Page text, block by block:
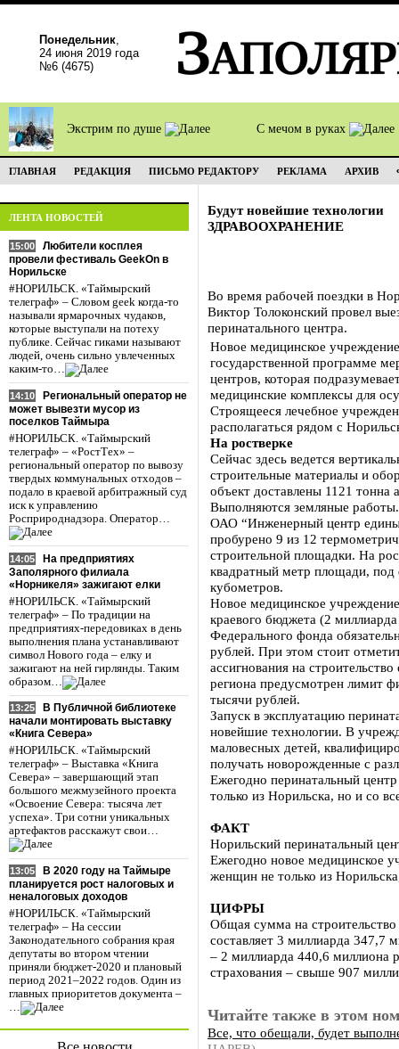
Понедельник,
24 июня 2019 года
№6 (4675)
Экстрим по душе С мечом в руках
ГЛАВНАЯ РЕДАКЦИЯ ПИСЬМО РЕДАКТОРУ РЕКЛАМА АРХИВ
ЛЕНТА НОВОСТЕЙ
15:00
Любители косплея
провели фестиваль GeekOn в
Норильске
#НОРИЛЬСК. «Таймырский
телеграф» – Словом geek когда-то
называли ярмарочных чудаков,
которые выступали на потеху
публике. Сейчас гиками называют
людей, очень сильно увлеченных
каким-то…
14:10
Региональный оператор не
может вывезти мусор из
поселков Таймыра
#НОРИЛЬСК. «Таймырский
телеграф» – «РостТех» –
региональный оператор по вывозу
твердых коммунальных отходов –
подало в краевой арбитражный суд
иск к управлению
Росприроднадзора. Оператор…
14:05
На предприятиях
Заполярного филиала
«Норникеля» зажигают елки
#НОРИЛЬСК. «Таймырский
телеграф» – По традиции на
предприятиях-передовиках в день
выполнения плана устанавливают
символ Нового года – елку и
зажигают на ней гирлянды. Таким
образом…
13:25
В Публичной библиотеке
начали монтировать выставку
«Книга Севера»
#НОРИЛЬСК. «Таймырский
телеграф» – Выставка «Книга
Севера» – завершающий этап
большого межмузейного проекта
«Освоение Севера: тысяча лет
успеха». Три сотни уникальных
артефактов расскажут свои…
13:05
В 2020 году на Таймыре
планируется рост налоговых и
неналоговых доходов
#НОРИЛЬСК. «Таймырский
телеграф» – На сессии
Законодательного собрания края
депутаты во втором чтении
приняли бюджет-2020 и плановый
период 2021–2022 годов. Один из
главных приоритетов документа –
…
Будут новейшие технологии
ЗДРАВООХРАНЕНИЕ
Во время рабочей поездки в
Виктор Толоконский провел
перинатального центра.
Новое медицинское
государственной программе
центров, которая
медицинские комплексы для
Строящееся лечебное
располагаться рядом с
На ростверке
Сейчас здесь ведется
строительные материалы и
объект доставлены 1121
Выполняются земляные
ОАО “Инженерный центр
пробурено 9 из 12
строительной площадки. На
квадратный метр площади,
кубометров.
Новое медицинское
краевого бюджета (2
Федерального фонда
рублей. При этом стоит
ассигнования на
региона предусмотрен лимит
тысячи рублей.
Запуск в эксплуатацию
новейшие технологии. В
маловесных детей,
получать новорожденные с
Ежегодно перинатальный
только из Норильска, но и со
ФАКТ
Норильский перинатальный
Ежегодно новое медицинское
женщин не только из
ЦИФРЫ
Общая сумма на строительство
составляет 3 миллиарда 347,7
– 2 миллиарда 440,6 миллиона
страхования – свыше 907
Читайте также в этом
Все, что обещали, будет